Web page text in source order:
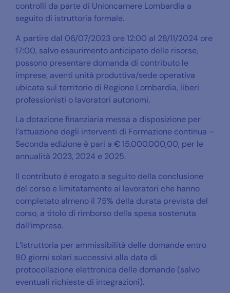
controlli da parte di Unioncamere Lombardia a
seguito di istruttoria formale.
A partire dal 06/07/2023 ore 12:00 al 28/11/2024 ore
17:00, salvo esaurimento anticipato delle risorse,
possono presentare domanda di contributo le
imprese, aventi unità produttiva/sede operativa
ubicata sul territorio di Regione Lombardia, liberi
professionisti o lavoratori autonomi.
La dotazione finanziaria messa a disposizione per
l’attuazione degli interventi di Formazione continua –
Seconda edizione è pari a € 15.000.000,00, per le
annualità 2023, 2024 e 2025.
Il contributo è erogato a seguito della conclusione
del corso e limitatamente ai lavoratori che hanno
completato almeno il 75% della durata prevista del
corso, a titolo di rimborso della spesa sostenuta
dall’impresa.
L’Istruttoria per ammissibilità delle domande entro
80 giorni solari successivi alla data di
protocollazione elettronica delle domande (salvo
eventuali richieste di integrazioni).